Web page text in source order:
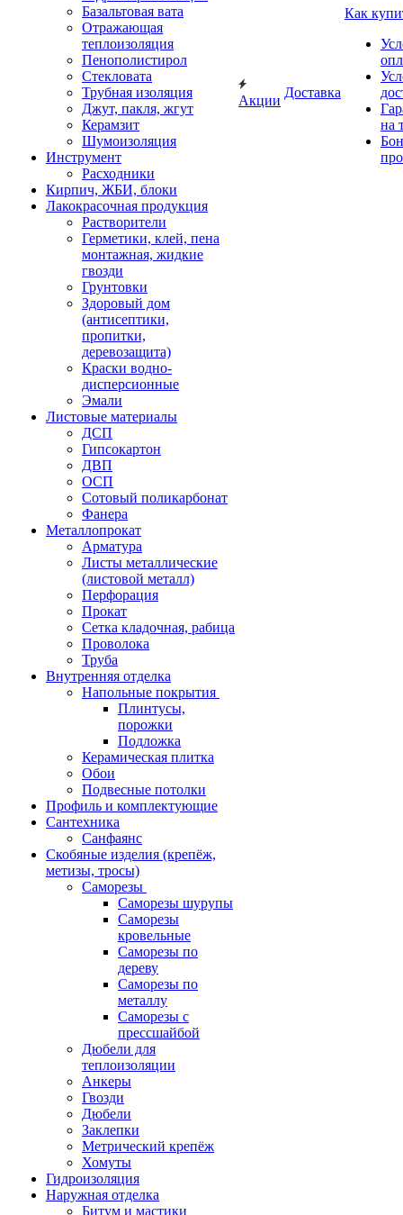
Базальтовая вата
Отражающая
теплоизоляция
Пенополистирол
Стекловата
Трубная изоляция
Джут, пакля, жгут
Керамзит
Шумоизоляция
Инструмент
Расходники
Кирпич, ЖБИ, блоки
Лакокрасочная продукция
Растворители
Герметики, клей, пена
монтажная, жидкие
гвозди
Грунтовки
Здоровый дом
(антисептики,
пропитки,
деревозащита)
Краски водно-
дисперсионные
Эмали
Листовые материалы
ДСП
Гипсокартон
ДВП
ОСП
Сотовый поликарбонат
Фанера
Металлопрокат
Арматура
Листы металлические
(листовой металл)
Перфорация
Прокат
Сетка кладочная, рабица
Проволока
Труба
Внутренняя отделка
Напольные покрытия
Плинтусы,
порожки
Подложка
Керамическая плитка
Обои
Подвесные потолки
Профиль и комплектующие
Сантехника
Санфаянс
Скобяные изделия (крепёж,
метизы, тросы)
Саморезы
Саморезы шурупы
Саморезы
кровельные
Саморезы по
дереву
Саморезы по
металлу
Саморезы с
прессшайбой
Дюбели для
теплоизоляции
Анкеры
Гвозди
Дюбели
Заклепки
Метрический крепёж
Хомуты
Гидроизоляция
Наружная отделка
Битум и мастики
Акции
Доставка
Как
на